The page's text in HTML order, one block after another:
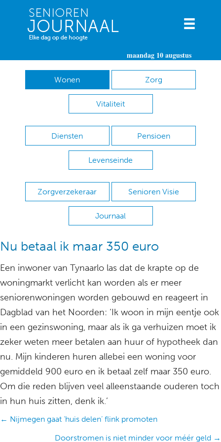
maandag 10 augustus
Wonen Zorg
Vitaliteit
Diensten Pensioen
Levenseinde
Zorgverzekeraar Senioren Visie
Journaal
Nu betaal ik maar 350 euro
Een inwoner van Tynaarlo las dat de krapte op de
woningmarkt verlicht kan worden als er meer
seniorenwoningen worden gebouwd en reageert in
Dagblad van het Noorden: ‘Ik woon in mijn eentje ook
in een gezinswoning, maar als ik ga verhuizen moet ik
zeker weten meer betalen aan huur of hypotheek dan
nu. Mijn kinderen huren allebei een woning voor
gemiddeld 900 euro en ik betaal zelf maar 350 euro.
Om die reden blijven veel alleenstaande ouderen toch
in hun huis zitten, denk ik.’
Posts
← Nijmegen gaat ‘huis delen’ flink promoten
Doorstromen is niet minder voor méér geld →